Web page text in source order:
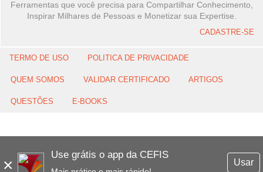
×
Use grátis o app da CEFIS
Usar
Ferramentas que você precisa para Compartilhar Conhecimento,
Inspirar Milhares de Pessoas e Monetizar sua Expertise.
CADASTRE-SE
TERMO DE USO POLITICA DE PRIVACIDADE
QUEM SOMOS VALIDAR CERTIFICADO ARTIGOS
QUESTÕES E-BOOKS